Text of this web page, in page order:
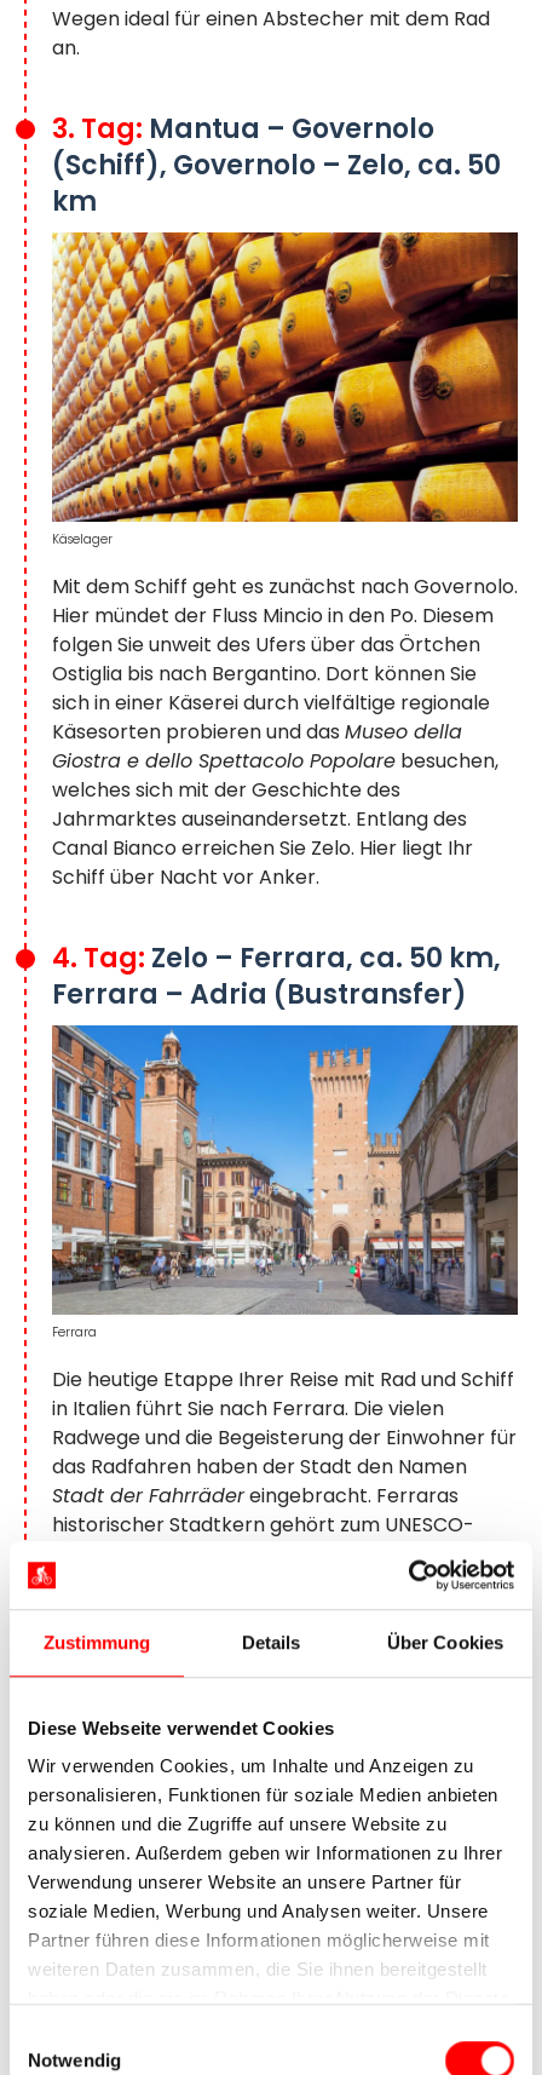
Zustimmung Details Über Cookies
Diese Webseite verwendet Cookies
Wir verwenden Cookies, um Inhalte und Anzeigen zu
personalisieren, Funktionen für soziale Medien anbieten
zu können und die Zugriffe auf unsere Website zu
analysieren. Außerdem geben wir Informationen zu Ihrer
Verwendung unserer Website an unsere Partner für
soziale Medien, Werbung und Analysen weiter. Unsere
Partner führen diese Informationen möglicherweise mit
weiteren Daten zusammen, die Sie ihnen bereitgestellt
Notwendig
Wegen ideal für einen Abstecher mit dem Rad
an.
3. Tag: Mantua – Governolo
(Schiff), Governolo – Zelo, ca. 50
km
Mit dem Schiff geht es zunächst nach Governolo.
Hier mündet der Fluss Mincio in den Po. Diesem
folgen Sie unweit des Ufers über das Örtchen
Ostiglia bis nach Bergantino. Dort können Sie
sich in einer Käserei durch vielfältige regionale
Käsesorten probieren und das Museo della
Giostra e dello Spettacolo Popolare besuchen,
welches sich mit der Geschichte des
Jahrmarktes auseinandersetzt. Entlang des
Canal Bianco erreichen Sie Zelo. Hier liegt Ihr
Schiff über Nacht vor Anker.
Käselager
4. Tag: Zelo – Ferrara, ca. 50 km,
Ferrara – Adria (Bustransfer)
Die heutige Etappe Ihrer Reise mit Rad und Schiff
in Italien führt Sie nach Ferrara. Die vielen
Radwege und die Begeisterung der Einwohner für
das Radfahren haben der Stadt den Namen
Stadt der Fahrrädereingebracht. Ferraras
historischer Stadtkern gehört zum UNESCO-
Weltkulturerbe und präsentiert sich im Stil des
14. Jahrhunderts. Per Bustransfer geht es nach
Adria. Die kleine Stadt gab dem Adriatischen
Meer, kurz für Adria, seinen Namen.
Ferrara
5. Tag:Adria – Porto Viro (Schiff),
Porto Viro – Chioggia, ca. 40 km,
Chioggia – Insel Pellestrina
(Schiff)